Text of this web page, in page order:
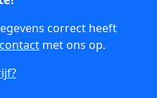
correct heeft
contact met ons op.